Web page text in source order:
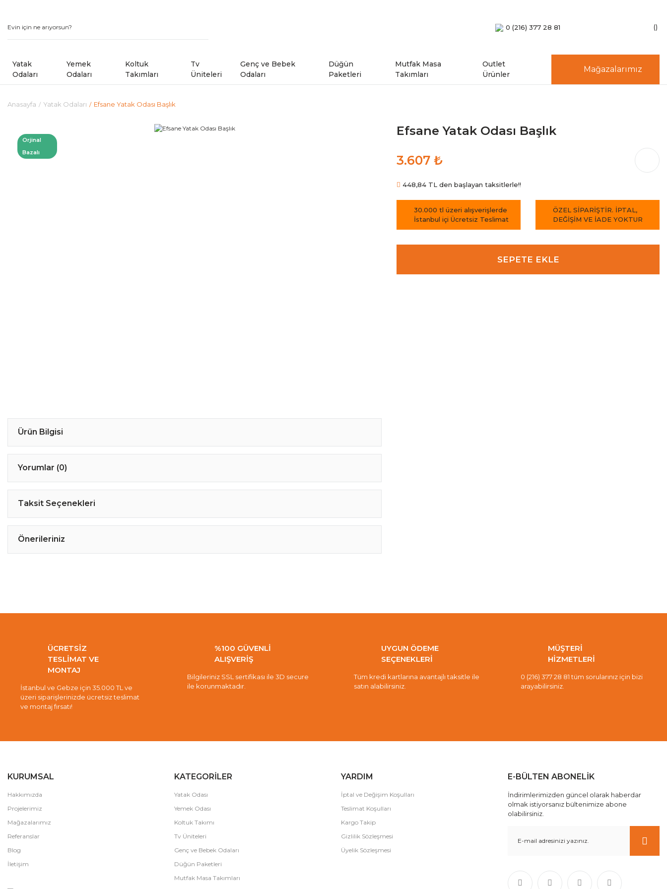
0 (216) 377 28 81
Yatak
Odaları
Country Yatak Odaları
Yemek
Odaları
Koltuk
Takımları
Tv
Üniteleri
Genç ve Bebek
Odaları
Düğün
Paketleri
Mutfak Masa
Takımları
Outlet
Ürünler
Mağazalarımız
Anasayfa Yatak Odaları Efsane Yatak Odası Başlık
Orjinal
Bazalı
Efsane Yatak Odası Başlık
3.607 ₺
448,84 TL den başlayan taksitlerle!!
30.000 tl üzeri alışverişlerde
İstanbul içi Ücretsiz Teslimat
ÖZEL SİPARİŞTİR. İPTAL,
DEĞİŞİM VE İADE YOKTUR
SEPETE EKLE
Ürün Bilgisi
Yorumlar (0)
Taksit Seçenekleri
Önerileriniz
ÜCRETSİZ
TESLİMAT VE
MONTAJ
İstanbul ve Gebze için 35.000 TL ve
üzeri siparişlerinizde ücretsiz teslimat
ve montaj fırsatı!
%100 GÜVENLİ
ALIŞVERİŞ
Bilgileriniz SSL sertifikası ile 3D secure
ile korunmaktadır.
UYGUN ÖDEME
SEÇENEKLERİ
Tüm kredi kartlarına avantajlı taksitle ile
satın alabilirsiniz.
MÜŞTERİ
HİZMETLERİ
0 (216) 377 28 81 tüm sorularınız için bizi
arayabilirsiniz.
KURUMSAL
Hakkımızda
Projelerimiz
Mağazalarımız
Referanslar
Blog
İletişim
KATEGORİLER
Yatak Odası
Yemek Odası
Koltuk Takımı
Tv Üniteleri
Genç ve Bebek Odaları
Düğün Paketleri
Mutfak Masa Takımları
YARDIM
İptal ve Değişim Koşulları
Teslimat Koşulları
Kargo Takip
Gizlilik Sözleşmesi
Üyelik Sözleşmesi
E-BÜLTEN ABONELİK
İndirimlerimizden güncel olarak haberdar
olmak istiyorsanız bültenimize abone
olabilirsiniz.